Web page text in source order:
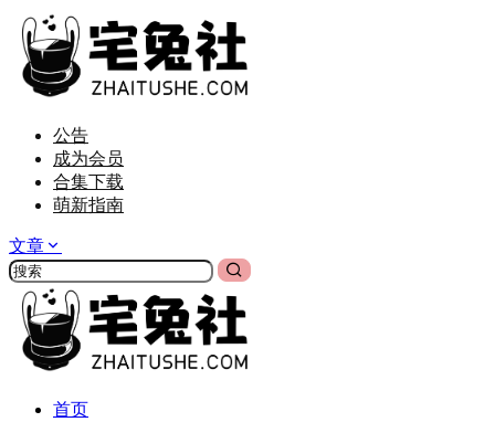
公告
成为会员
合集下载
萌新指南
文章
首页